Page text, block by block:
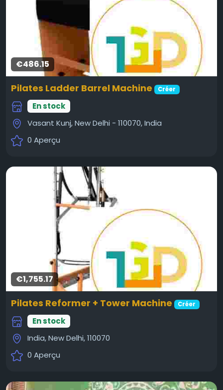
€486.15
Pilates Ladder Barrel Machine Créer
En stock
Vasant Kunj, New Delhi - 110070, India
0 Aperçu
€1,755.17
Pilates Reformer + Tower Machine Créer
En stock
India, New Delhi, 110070
0 Aperçu